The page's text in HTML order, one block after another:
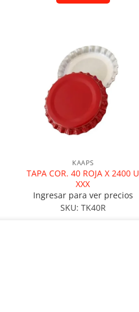
KAAPS
TAPA COR. 40 ROJA X 2400 U
XXX
Ingresar para ver precios
SKU: TK40R